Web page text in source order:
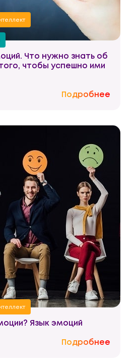
Что нужно знать об
чтобы успешно ими
Подробнее
Язык эмоций
Подробнее